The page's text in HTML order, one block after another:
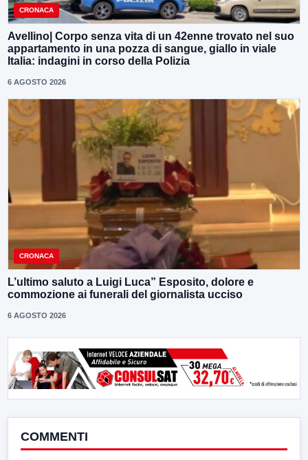
CRONACA
Avellino| Corpo senza vita di un 42enne trovato nel suo
appartamento in una pozza di sangue, giallo in viale
Italia: indagini in corso della Polizia
6 AGOSTO 2026
CRONACA
L’ultimo saluto a Luigi Luca” Esposito, dolore e
commozione ai funerali del giornalista ucciso
6 AGOSTO 2026
COMMENTI